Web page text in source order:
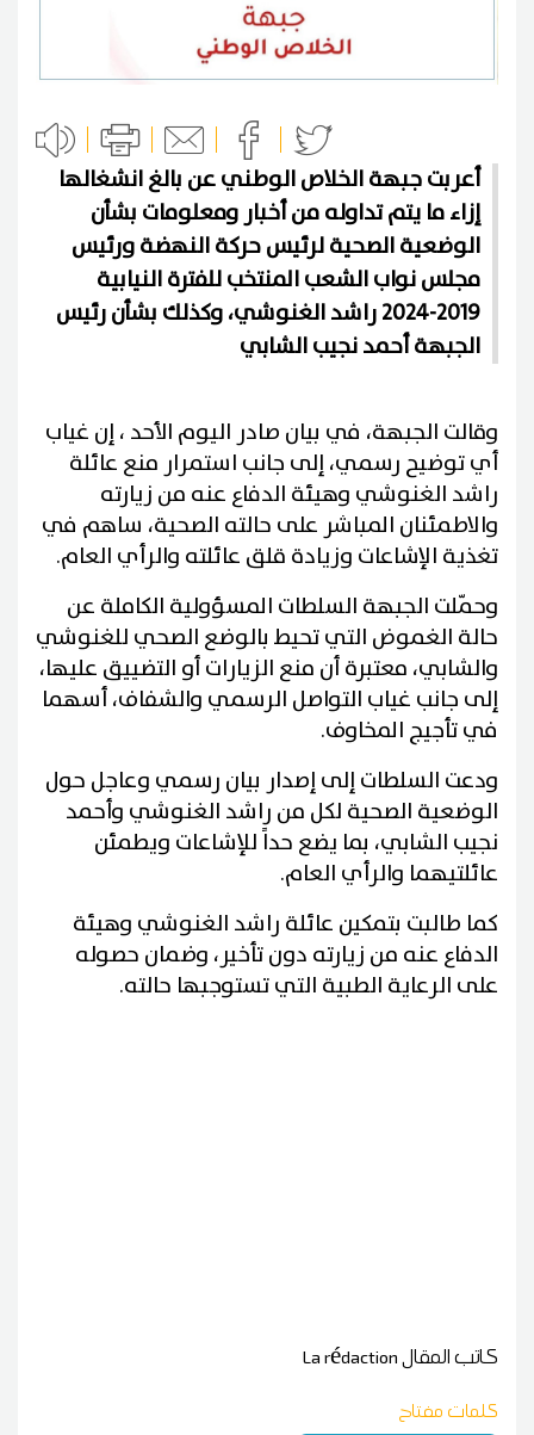
أعربت جبهة الخلاص الوطني عن بالغ انشغالها
إزاء ما يتم تداوله من أخبار ومعلومات بشأن
الوضعية الصحية لرئيس حركة النهضة ورئيس
مجلس نواب الشعب المنتخب للفترة النيابية
2019-2024 راشد الغنوشي، وكذلك بشأن رئيس
الجبهة أحمد نجيب الشابي
وقالت الجبهة، في بيان صادر اليوم الأحد ، إن غياب
أي توضيح رسمي، إلى جانب استمرار منع عائلة
راشد الغنوشي وهيئة الدفاع عنه من زيارته
والاطمئنان المباشر على حالته الصحية، ساهم في
تغذية الإشاعات وزيادة قلق عائلته والرأي العام.
وحمّلت الجبهة السلطات المسؤولية الكاملة عن
حالة الغموض التي تحيط بالوضع الصحي للغنوشي
والشابي، معتبرة أن منع الزيارات أو التضييق عليها،
إلى جانب غياب التواصل الرسمي والشفاف، أسهما
في تأجيج المخاوف.
ودعت السلطات إلى إصدار بيان رسمي وعاجل حول
الوضعية الصحية لكل من راشد الغنوشي وأحمد
نجيب الشابي، بما يضع حداً للإشاعات ويطمئن
عائلتيهما والرأي العام.
كما طالبت بتمكين عائلة راشد الغنوشي وهيئة
الدفاع عنه من زيارته دون تأخير، وضمان حصوله
على الرعاية الطبية التي تستوجبها حالته.
كاتب المقالLa rédaction
كلمات مفتاح